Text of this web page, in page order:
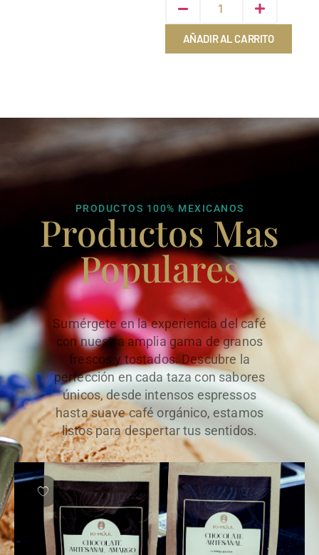
AÑADIR AL CARRITO
PRODUCTOS 100% MEXICANOS
Productos Mas
Populares
Sumérgete en la experiencia del café
con nuestra amplia gama de granos
frescos y tostados. Descubre la
perfección en cada taza con sabores
únicos, desde intensos espressos
hasta suave café orgánico, estamos
listos para despertar tus sentidos.